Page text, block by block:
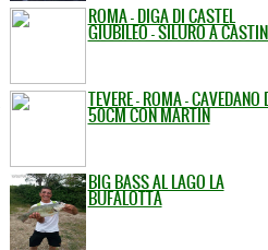
ROMA - DIGA DI CASTEL
GIUBILEO - SILURO A
TEVERE - ROMA - CAVEDANO
50CM CON MARTIN
BIG BASS AL LAGO LA
BUFALOTTA